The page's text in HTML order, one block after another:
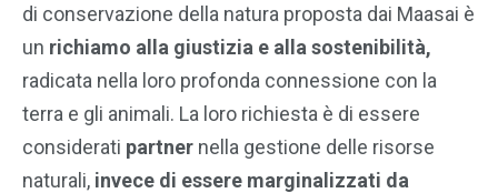
di conservazione della natura proposta dai Maasai è
un richiamo alla giustizia e alla sostenibilità,
radicata nella loro profonda connessione con la
terra e gli animali. La loro richiesta è di essere
considerati partner nella gestione delle risorse
naturali, invece di essere marginalizzati da